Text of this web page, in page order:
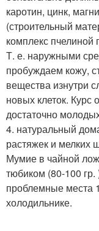
каротин, цинк,
(строительный
комплекс
Т. е. наружными
пробуждаем кожу,
вещества изнутри
новых клеток. Курс
достаточно
4. натуральный
растяжек и мелких
Мумие в чайной
тюбиком (80-100 гр.
проблемные места
холодильнике.